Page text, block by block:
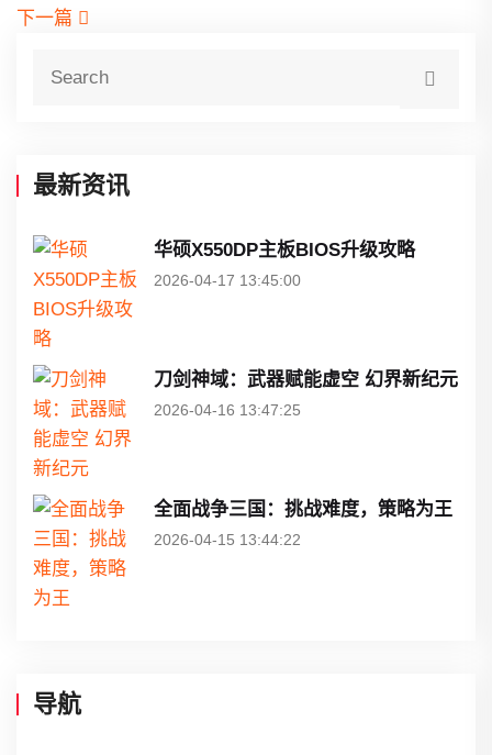
下一篇
最新资讯
华硕X550DP主板BIOS升级攻略
2026-04-17 13:45:00
刀剑神域：武器赋能虚空 幻界新纪元
2026-04-16 13:47:25
全面战争三国：挑战难度，策略为王
2026-04-15 13:44:22
导航